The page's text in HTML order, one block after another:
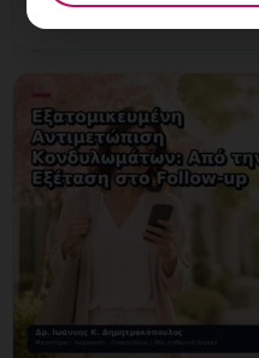
Γλυφάδα.